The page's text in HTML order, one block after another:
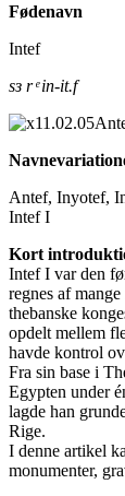
Fødenavn
Intef
sз r ͤ in-it.f
Antef, Inyotef,
Intef I
Kort
Intef I var den
regnes af
thebanske
opdelt mellem
havde kontrol
Fra sin base i
Egypten under
lagde han
Rige.
I denne artikel
monumenter,